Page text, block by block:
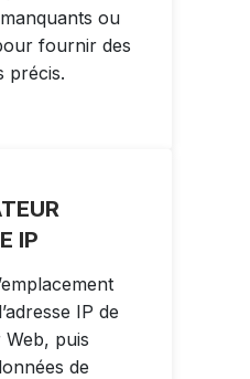
ou
fournir des
précis.
IP
IP de
puis
de